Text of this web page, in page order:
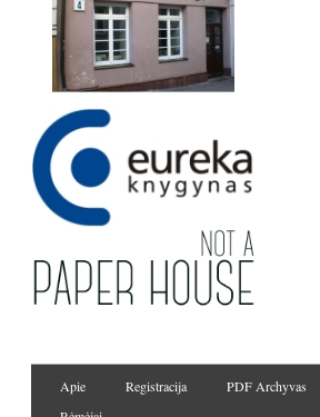
Apie Registracija PDF Archyvas